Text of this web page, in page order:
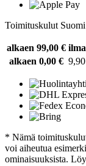
Toimituskulut Suomi
alkaen 99,00 €
alkaen 0,00 €
* Nämä
voi aiheutua
ominaisuuksista.